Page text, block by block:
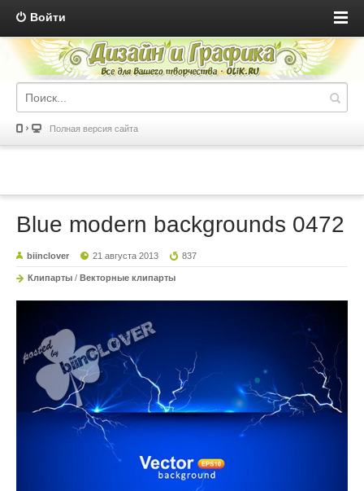
Войти
Полная версия сайта
Blue modern backgrounds 0472
biinclover 21 августа 2013 837
Клипарты / Векторные клипарты